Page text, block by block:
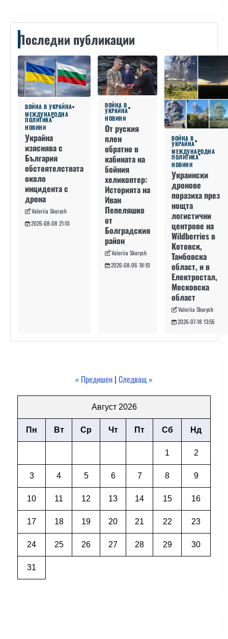
Последни публикации
ВОЙНА В УКРАЙНА
МЕЖДУНАРОДНА
ПОЛИТИКА
НОВИНИ
Украйна
изяснява с
България
обстоятелствата
около
инцидента с
дрона
Valeriia Skorych
2026-08-08 21:10
ВОЙНА В
УКРАЙНА
НОВИНИ
От руския
плен
обратно в
кабината на
бойния
хеликоптер:
Историята на
Иван
Пепеляшко
от
Болградския
район
Valeriia Skorych
2026-08-06 18:10
ВОЙНА В
УКРАЙНА
МЕЖДУНАРОДНА
ПОЛИТИКА
НОВИНИ
Украински
дронове
поразиха през
нощта
логистични
центрове на
Wildberries в
Котовск,
Тамбовска
област, и в
Електростал,
Московска
област
Valeriia Skorych
2026-07-18 13:56
« Предишен | Следващ »
Август 2026
Пн Вт Ср Чт Пт Сб Нд
1 2
3 4 5 6 7 8 9
10 11 12 13 14 15 16
17 18 19 20 21 22 23
24 25 26 27 28 29 30
31